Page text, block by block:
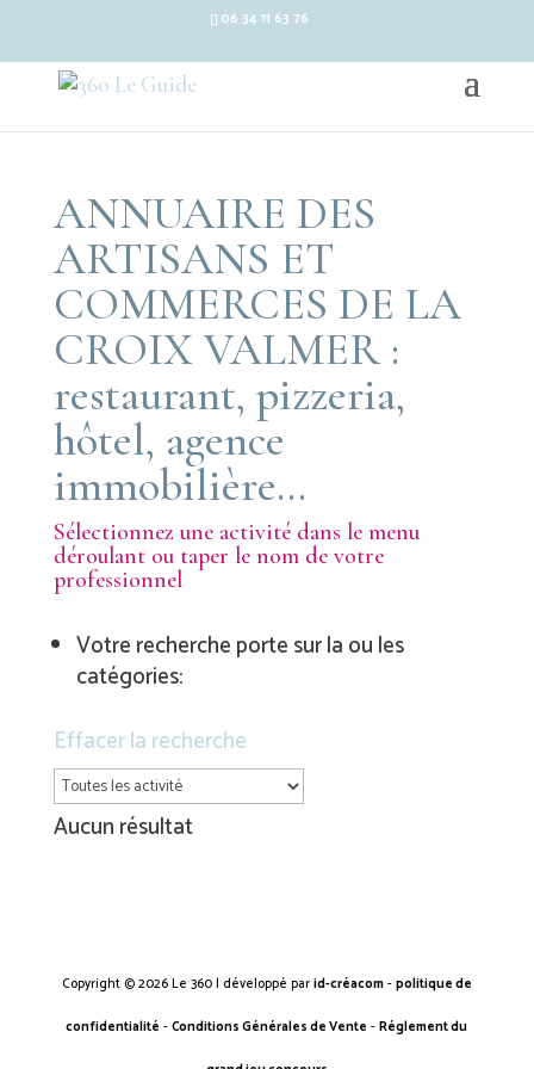
06 34 11 63 76
ANNUAIRE DES
ARTISANS ET
COMMERCES DE LA
CROIX VALMER :
restaurant, pizzeria,
hôtel, agence
immobilière…
Sélectionnez une activité dans le menu
déroulant ou taper le nom de votre
professionnel
Votre recherche porte sur la ou les
catégories:
Effacer la recherche
Aucun résultat
Copyright © 2026 Le 360 | développé parid-créacom-politique de
confidentialité -Conditions Générales de Vente -Réglement du